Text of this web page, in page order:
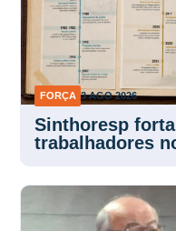
FORÇA 3 AGO 2026
Sinthoresp
trabalhadores